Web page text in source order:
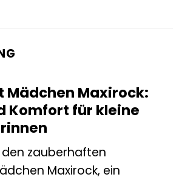
Maxirock:
Komfort für kleine
den zauberhaften
Maxirock, ein